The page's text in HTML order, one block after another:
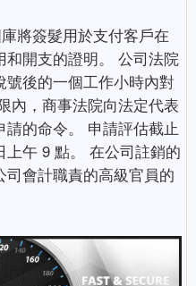
將簽髮用於支付客戶在
開支的證明。 公司法院
後的一個工作小時內對
內，商事法院向法定代表
請的命令。 申請評估截止
午 9 點。 在公司註銷的
會計職責的高級官員的